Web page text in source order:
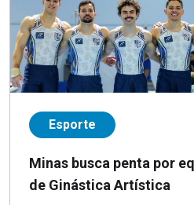
Esporte
Minas busca penta por
de Ginástica Artística